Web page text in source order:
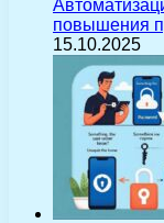
повышения
15.10.2025